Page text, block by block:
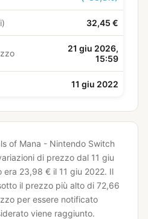
32,45 €
21 giu 2026,
15:59
11 giu 2022
of Mana - Nintendo Switch
di prezzo dal 11 giu
era 23,98 € il 11 giu 2022. Il
il prezzo più alto di 72,66
per essere notificato
viene raggiunto.